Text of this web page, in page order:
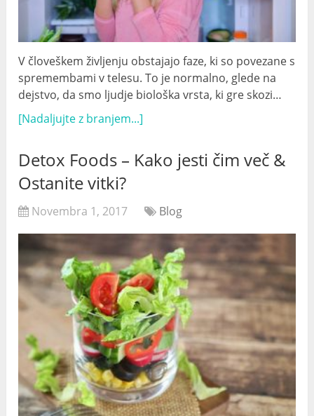
V človeškem življenju obstajajo faze, ki so povezane s
spremembami v telesu. To je normalno, glede na
dejstvo, da smo ljudje biološka vrsta, ki gre skozi…
[Nadaljujte z branjem...]
Detox Foods – Kako jesti čim več &
Ostanite vitki?
Novembra 1, 2017 Blog